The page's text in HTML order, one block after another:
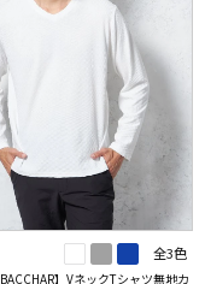
全3色
】VネックTシャツ無地カ